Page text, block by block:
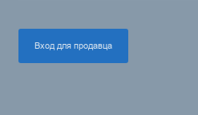
Вход для продавца